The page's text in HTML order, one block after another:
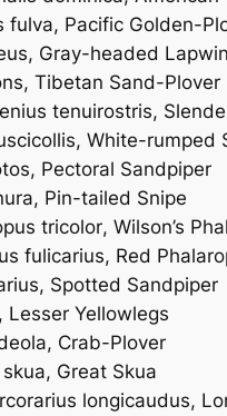
fulva, Pacific Golden-
, Gray-headed
, Tibetan Sand-Plover
tenuirostris,
, White-rumped
, Pectoral Sandpiper
, Pin-tailed Snipe
tricolor, Wilson’s
fulicarius, Red
, Spotted Sandpiper
, Lesser Yellowlegs
, Crab-Plover
, Great Skua
longicaudus,